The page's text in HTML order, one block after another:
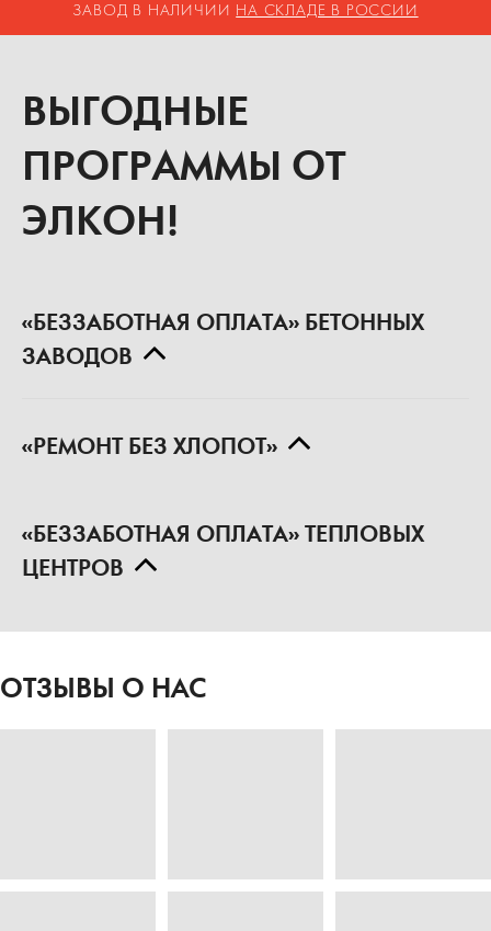
ЗАВОД В НАЛИЧИИ НА СКЛАДЕ В РОССИИ
ВЫГОДНЫЕ
ПРОГРАММЫ ОТ
ЭЛКОН!
«БЕЗЗАБОТНАЯ ОПЛАТА» БЕТОННЫХ
ЗАВОДОВ
«РЕМОНТ БЕЗ ХЛОПОТ»
«БЕЗЗАБОТНАЯ ОПЛАТА» ТЕПЛОВЫХ
ЦЕНТРОВ
ОТЗЫВЫ О НАС